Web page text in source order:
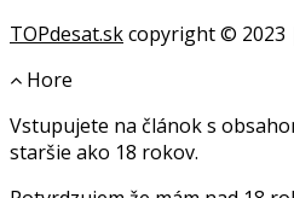
TOPdesat.skcopyright © 2023
Hore
online
Vstupujete na článok s
staršie ako 18 rokov.